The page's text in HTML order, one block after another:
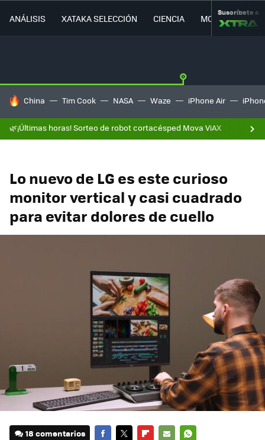
ANÁLISIS XATAKA SELECCIÓN CIENCIA MOVILIDAD
Suscríbete a
HOY SE HABLA DE
China Tim Cook NASA Waze iPhone Air
🌿¡Últimas horas! Sorteo de robot cortacésped Mova ViAX
Lo nuevo de LG es este curioso
monitor vertical y casi cuadrado
para evitar dolores de cuello
18 comentarios